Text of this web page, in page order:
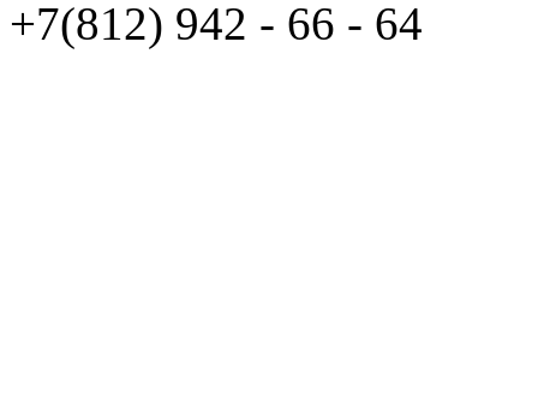
+7(812) 942 - 66 - 64